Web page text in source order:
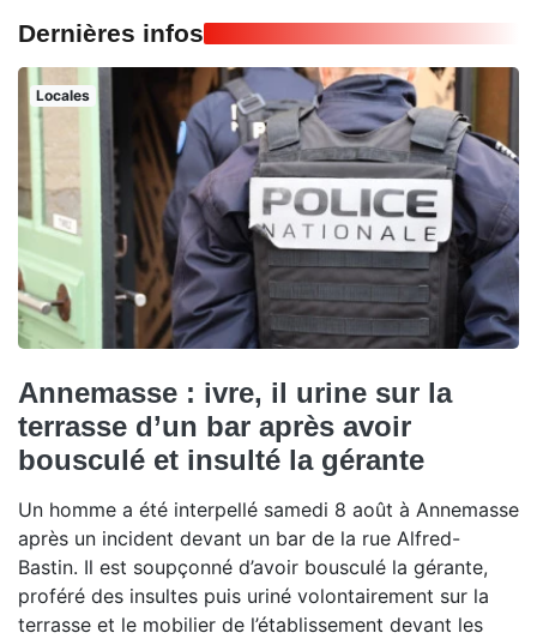
Dernières infos
Locales
Annemasse : ivre, il urine sur la
terrasse d’un bar après avoir
bousculé et insulté la gérante
Un homme a été interpellé samedi 8 août à Annemasse
après un incident devant un bar de la rue Alfred-
Bastin. Il est soupçonné d’avoir bousculé la gérante,
proféré des insultes puis uriné volontairement sur la
terrasse et le mobilier de l’établissement devant les